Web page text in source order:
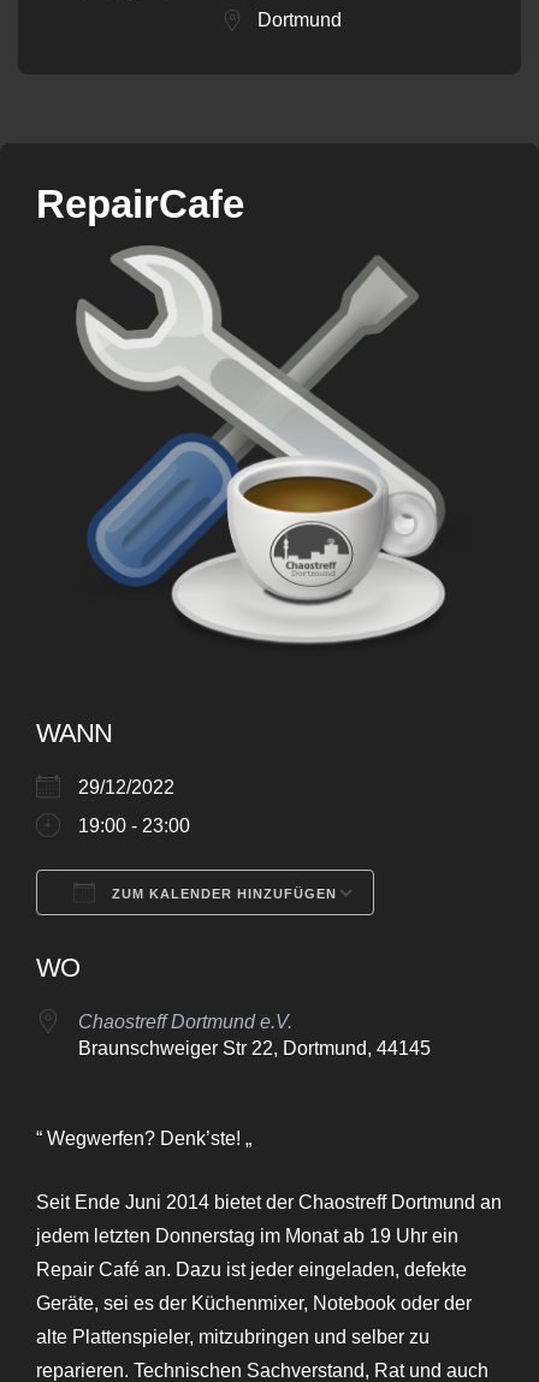
RepairCafe
WANN
29/12/2022
19:00 - 23:00
ZUM KALENDER HINZUFÜGEN
WO
Chaostreff Dortmund e.V.
Braunschweiger Str 22, Dortmund, 44145
“ Wegwerfen? Denk’ste! „
Seit Ende Juni 2014 bietet der Chaostreff Dortmund an
jedem letzten Donnerstag im Monat ab 19 Uhr ein
Repair Café an. Dazu ist jeder eingeladen, defekte
Geräte, sei es der Küchenmixer, Notebook oder der
alte Plattenspieler, mitzubringen und selber zu
reparieren. Technischen Sachverstand, Rat und auch
Dortmund